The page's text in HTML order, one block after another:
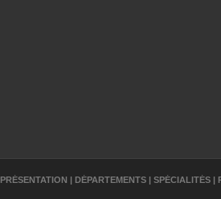
PRÉSENTATION | DÉPARTEMENTS | SPÉCIALITÉS |